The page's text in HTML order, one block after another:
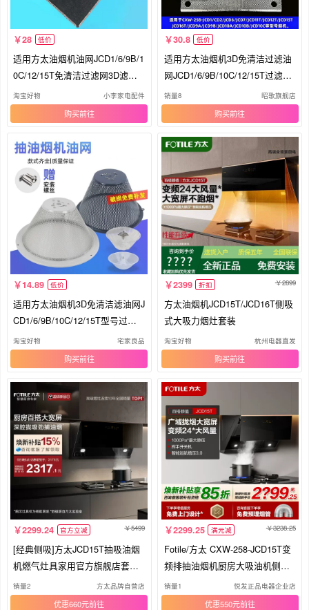
28 低价
适用方太油烟机油网JCD1/6/9B/1
0C/12/15T免清洁过滤网3D滤油
网片
淘宝好物 小李家电配件
购买
30.8 低价
适用方太油烟机3D免清洁过滤油
网JCD1/6/9B/10C/12/15T过滤网
通用
销量8 昭歌旗舰店
购买
14.89 低价
适用方太油烟机3D免清洁滤油网J
CD1/6/9B/10C/12/15T型号过滤
网
淘宝好物 宅家良品
购买
2399 折扣 2899
方太油烟机JCD15T/JCD16T侧吸
式大吸力烟灶套装
淘宝好物 杭州电器直发
购买
2299.24 官方立减 5499
[经典侧吸]方太JCD15T抽吸油烟
机燃气灶具家用官方旗舰店套装
套餐
销量2 方太品牌自营店
优惠660元
2299.25 满元减 3238.25
Fotile/方太 CXW-258-JCD15T变
频排抽油烟机厨房大吸油机侧吸
家用
销量1 悦发正品电器企业店
优惠550元